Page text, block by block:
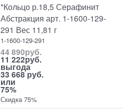
*Кольцо р.18,5 Серафинит
Абстракция арт. 1-1600-129-
291 Вес 11,81 г
1-1600-129-291
44 890руб.
11 222руб.
выгода
33 668 руб.
или
75%
Скидка 75%